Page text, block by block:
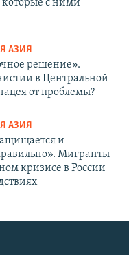
которые с ними
АЗИЯ
решение».
в Центральной
от проблемы?
АЗИЯ
и
Мигранты
кризисе в России